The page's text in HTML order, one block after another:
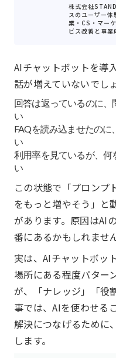
株式会社
スのユーザー
業・CS・マー
ビス改善と事業
AIチャットボットを導
話が増えていないでし
回答は返っているのに
い
FAQを読み込ませたの
い
利用率を見ているが、
い
この状態で「プロンプ
をもっと増やそう」と
があります。原因はAI
番にあるかもしれませ
実は、AIチャットボッ
場所にある程度パター
が、「ナレッジ」「役
事では、AIを使わせる
解決につなげるために
します。